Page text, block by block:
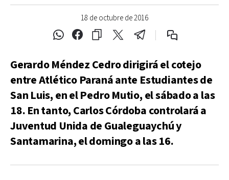
18 de octubre de 2016
Gerardo Méndez Cedro dirigirá el cotejo
entre Atlético Paraná ante Estudiantes de
San Luis, en el Pedro Mutio, el sábado a las
18. En tanto, Carlos Córdoba controlará a
Juventud Unida de Gualeguaychú y
Santamarina, el domingo a las 16.